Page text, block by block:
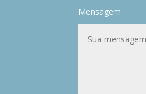
Mensagem